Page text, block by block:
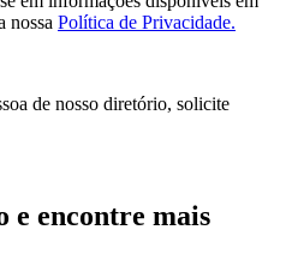
nossa Política de Privacidade.
de nosso diretório, solicite
e encontre mais